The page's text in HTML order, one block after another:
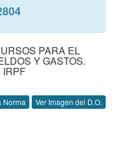
PARA EL
Y GASTOS.
IRPF
Norma Ver Imagen del D.O.